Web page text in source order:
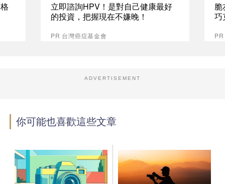
立即諮詢HPV！是對自己健康最好
的投資，把握現在不嫌晚！
PR 台灣癌症基金會
脆
巧
ADVERTISEMENT
你可能也喜歡這些文章